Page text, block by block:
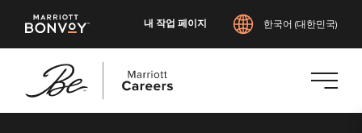
내 작업 페이지 한국어 (대한민국)